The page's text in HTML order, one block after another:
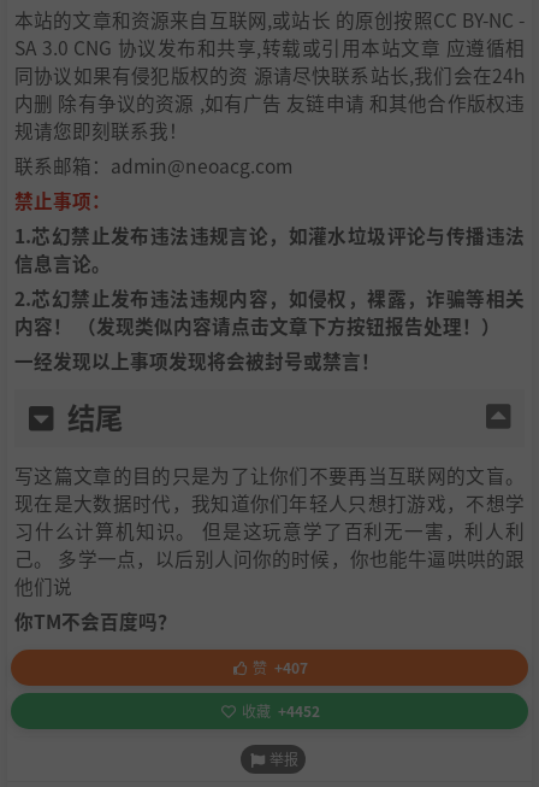
本站的文章和资源来自互联网,或站长 的原创按照CC BY-NC -
SA 3.0 CNG 协议发布和共享,转载或引用本站文章 应遵循相
同协议如果有侵犯版权的资 源请尽快联系站长,我们会在24h
内删 除有争议的资源 ,如有广告 友链申请 和其他合作版权违
规请您即刻联系我！
联系邮箱：admin@neoacg.com
禁止事项：
1.芯幻禁止发布违法违规言论，如灌水垃圾评论与传播违法
信息言论。
2.芯幻禁止发布违法违规内容，如侵权，裸露，诈骗等相关
内容！
（发现类似内容请点击文章下方按钮报告处理！）
一经发现以上事项发现将会被封号或禁言！
结尾
写这篇文章的目的只是为了让你们不要再当互联网的文盲。
现在是大数据时代，我知道你们年轻人只想打游戏，不想学
习什么计算机知识。 但是这玩意学了百利无一害，利人利
己。 多学一点，以后别人问你的时候，你也能牛逼哄哄的跟
他们说
你TM不会百度吗？
赞 +407
收藏 +4452
举报